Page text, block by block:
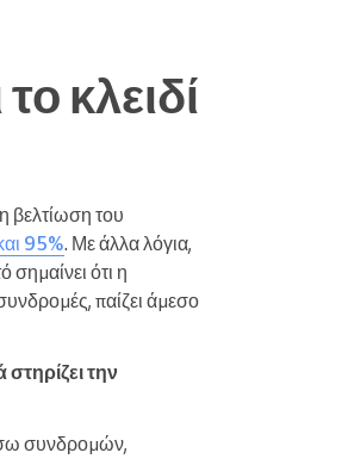
κλειδί
βελτίωση του
95%. Με άλλα λόγια,
σημαίνει ότι η
παίζει άμεσο
την
συνδρομών,